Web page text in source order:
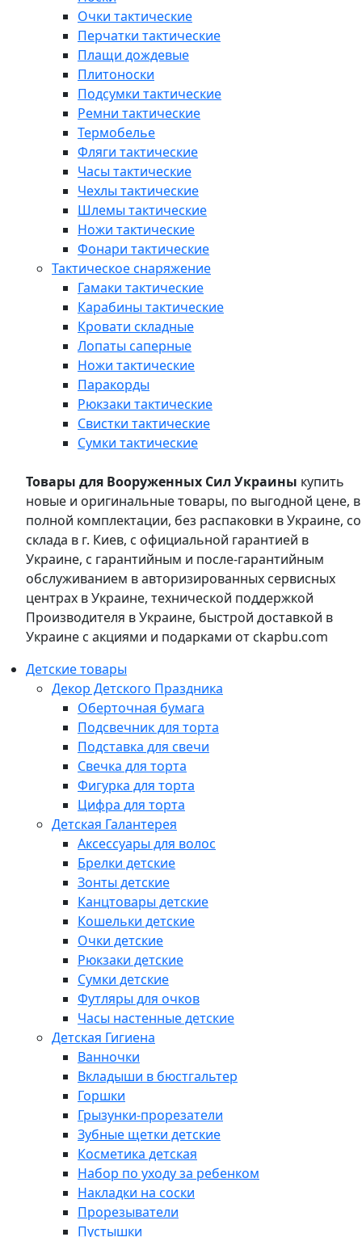
Очки тактические
Перчатки тактические
Плащи дождевые
Плитоноски
Подсумки тактические
Ремни тактические
Термобелье
Фляги тактические
Часы тактические
Чехлы тактические
Шлемы тактические
Ножи тактические
Фонари тактические
Тактическое снаряжение
Гамаки тактические
Карабины тактические
Кровати складные
Лопаты саперные
Ножи тактические
Паракорды
Рюкзаки тактические
Свистки тактические
Сумки тактические
Товары для Вооруженных Сил Украины купить
новые и оригинальные товары, по выгодной цене, в
полной комплектации, без распаковки в Украине, со
склада в г. Киев, с официальной гарантией в
Украине, с гарантийным и после-гарантийным
обслуживанием в авторизированных сервисных
центрах в Украине, технической поддержкой
Производителя в Украине, быстрой доставкой в
Украине с акциями и подарками от ckapbu.com
Детские товары
Декор Детского Праздника
Оберточная бумага
Подсвечник для торта
Подставка для свечи
Свечка для торта
Фигурка для торта
Цифра для торта
Детская Галантерея
Аксессуары для волос
Брелки детские
Зонты детские
Канцтовары детские
Кошельки детские
Очки детские
Рюкзаки детские
Сумки детские
Футляры для очков
Часы настенные детские
Детская Гигиена
Ванночки
Вкладыши в бюстгальтер
Горшки
Грызунки-прорезатели
Зубные щетки детские
Косметика детская
Набор по уходу за ребенком
Накладки на соски
Прорезыватели
Пустышки